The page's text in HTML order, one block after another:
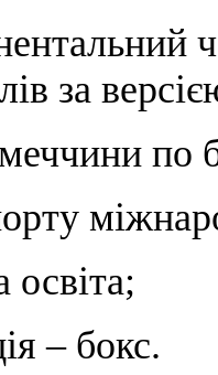
за
по
– бокс.